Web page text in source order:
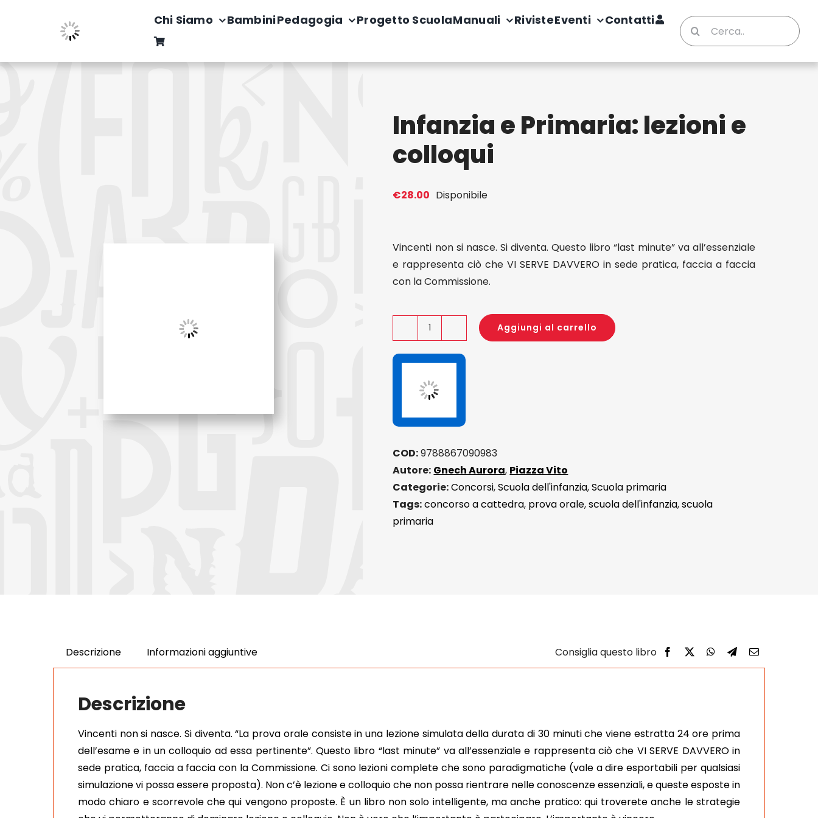
Chi Siamo BambiniPedagogia Progetto ScuolaManuali RivisteEventi Contatti
Cerca
per:
Infanzia e Primaria: lezioni e
colloqui
€28.00 Disponibile
Vincenti non si nasce. Si diventa. Questo libro “last minute” va all’essenziale
e rappresenta ciò che VI SERVE DAVVERO in sede pratica, faccia a faccia
con la Commissione.
Infanzia
e
lezioni
e
colloqui
Aggiungi al carrello
COD:9788867090983
Autore: Gnech Aurora, Piazza Vito
Categorie:Concorsi,Scuola dell'infanzia,Scuola primaria
Tags:concorso a cattedra, prova orale,scuola dell'infanzia,scuola
primaria
Descrizione Informazioni aggiuntive
Descrizione
Vincenti non si nasce. Si diventa. “La prova orale consiste in una lezione simulata della durata di 30 minuti che viene estratta 24 ore prima
dell’esame e in un colloquio ad essa pertinente”. Questo libro “last minute” va all’essenziale e rappresenta ciò che VI SERVE DAVVERO in
sede pratica, faccia a faccia con la Commissione. Ci sono lezioni complete che sono paradigmatiche (vale a dire esportabili per qualsiasi
simulazione vi possa essere proposta). Non c’è lezione e colloquio che non possa rientrare nelle conoscenze essenziali, e queste esposte in
modo chiaro e scorrevole che qui vengono proposte. È un libro non solo intelligente, ma anche pratico: qui troverete anche le strategie